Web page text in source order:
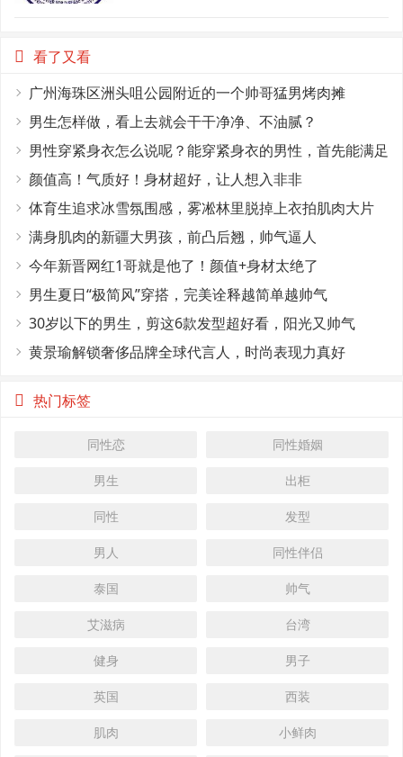
看了又看
广州海珠区洲头咀公园附近的一个帅哥猛男烤肉摊
男生怎样做，看上去就会干干净净、不油腻？
男性穿紧身衣怎么说呢？能穿紧身衣的男性，首先能满足
这4个条件
颜值高！气质好！身材超好，让人想入非非
体育生追求冰雪氛围感，雾凇林里脱掉上衣拍肌肉大片
满身肌肉的新疆大男孩，前凸后翘，帅气逼人
今年新晋网红1哥就是他了！颜值+身材太绝了
男生夏日“极简风”穿搭，完美诠释越简单越帅气
30岁以下的男生，剪这6款发型超好看，阳光又帅气
黄景瑜解锁奢侈品牌全球代言人，时尚表现力真好
热门标签
同性恋 同性婚姻
男生 出柜
同性 发型
男人 同性伴侣
泰国 帅气
艾滋病 台湾
健身 男子
英国 西装
肌肉 小鲜肉